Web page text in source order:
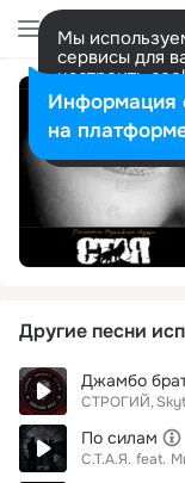
Мы
сервисы для
настроить
Разрешить
Другие песни
Джамбо
СТРОГИЙ
По силам
С.Т.А.Я. feat.
Информация
на